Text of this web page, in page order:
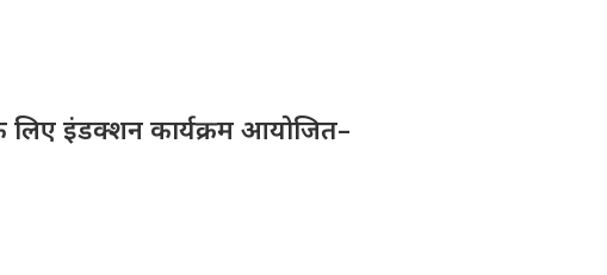
लिए इंडक्शन कार्यक्रम आयोजित–